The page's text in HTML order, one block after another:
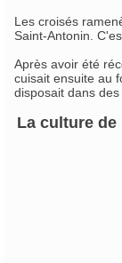
Les croisés
Saint-Antonin.
Après avoir été
cuisait ensuite au
disposait dans
La culture de